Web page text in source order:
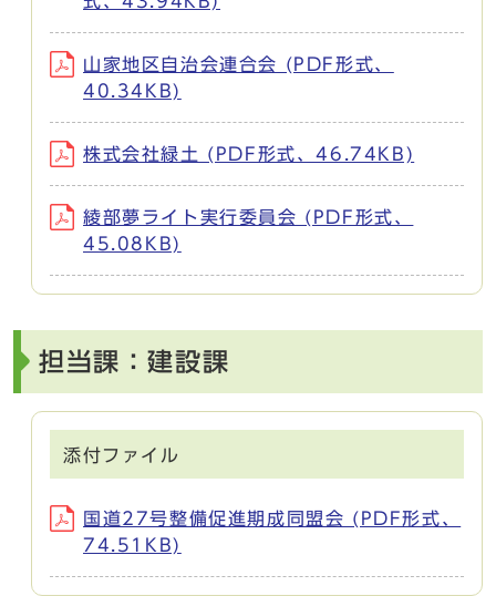
山家地区自治会連合会 (PDF形式、
40.34KB)
株式会社緑土 (PDF形式、46.74KB)
綾部夢ライト実行委員会 (PDF形式、
45.08KB)
担当課：建設課
添付ファイル
国道27号整備促進期成同盟会 (PDF形式、
74.51KB)